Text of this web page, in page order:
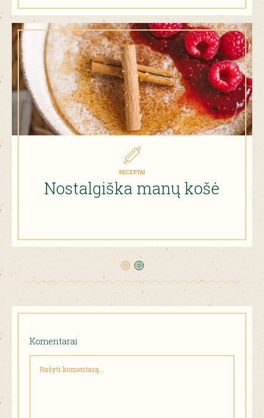
RECEPTAI
Nostalgiška manų košė
Komentarai